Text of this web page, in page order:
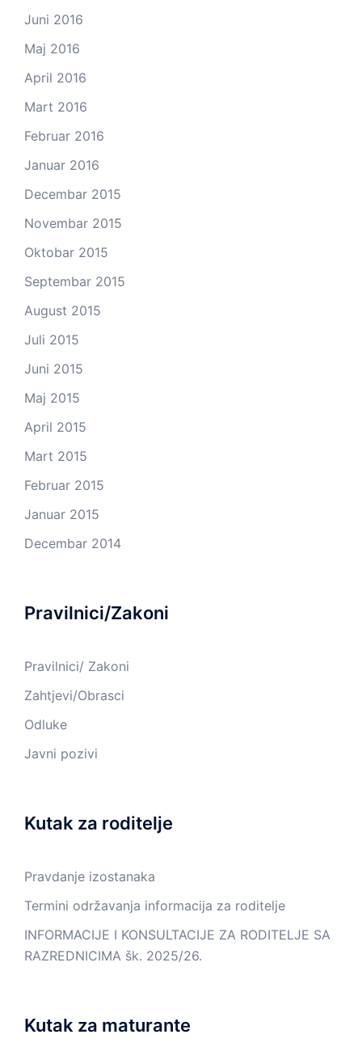
Juni 2016
Maj 2016
April 2016
Mart 2016
Februar 2016
Januar 2016
Decembar 2015
Novembar 2015
Oktobar 2015
Septembar 2015
August 2015
Juli 2015
Juni 2015
Maj 2015
April 2015
Mart 2015
Februar 2015
Januar 2015
Decembar 2014
Pravilnici/Zakoni
Pravilnici/ Zakoni
Zahtjevi/Obrasci
Odluke
Javni pozivi
Kutak za roditelje
Pravdanje izostanaka
Termini održavanja informacija za roditelje
INFORMACIJE I KONSULTACIJE ZA RODITELJE SA
RAZREDNICIMA šk. 2025/26.
Kutak za maturante